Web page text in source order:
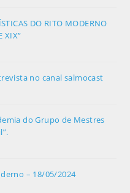
DO RITO MODERNO
XIX”
no canal salmocast
do Grupo de Mestres
– 18/05/2024